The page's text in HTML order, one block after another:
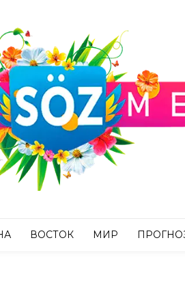
ВОСТОК МИР